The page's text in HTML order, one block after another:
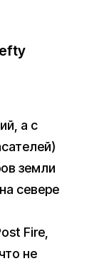
а с
земли
севере
Fire,
не